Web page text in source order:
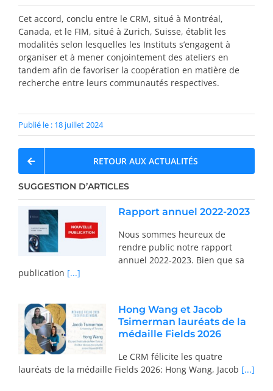
Cet accord, conclu entre le CRM, situé à Montréal,
Canada, et le FIM, situé à Zurich, Suisse, établit les
modalités selon lesquelles les Instituts s’engagent à
organiser et à mener conjointement des ateliers en
tandem afin de favoriser la coopération en matière de
recherche entre leurs communautés respectives.
Publié le : 18 juillet 2024
RETOUR AUX ACTUALITÉS
SUGGESTION D’ARTICLES
Rapport annuel 2022-2023
Nous sommes heureux de
rendre public notre rapport
annuel 2022-2023. Bien que sa
publication [...]
Hong Wang et Jacob
Tsimerman lauréats de la
médaille Fields 2026
Le CRM félicite les quatre
lauréats de la médaille Fields 2026: Hong Wang, Jacob [...]